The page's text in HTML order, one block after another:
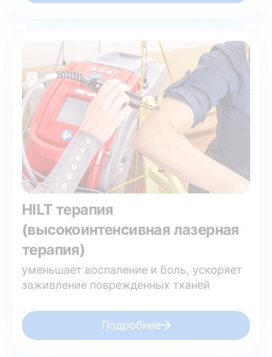
HILT терапия
(высокоинтенсивная лазерная
терапия)
уменьшает воспаление и боль, ускоряет
заживление поврежденных тканей
Подробнее